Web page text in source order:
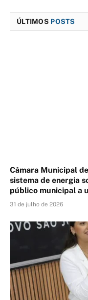
ÚLTIMOS POSTS
Câmara Municipal
sistema de energia
público municipal a
31 de julho de 2026